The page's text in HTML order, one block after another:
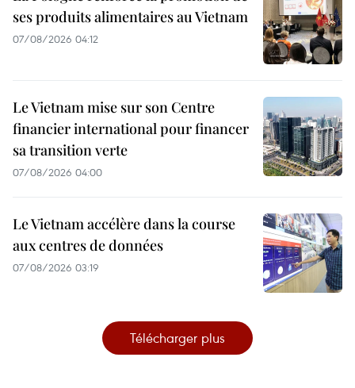
ses produits alimentaires au Vietnam
07/08/2026 04:12
Le Vietnam mise sur son Centre
financier international pour financer
sa transition verte
07/08/2026 04:00
Le Vietnam accélère dans la course
aux centres de données
07/08/2026 03:19
Télécharger plus